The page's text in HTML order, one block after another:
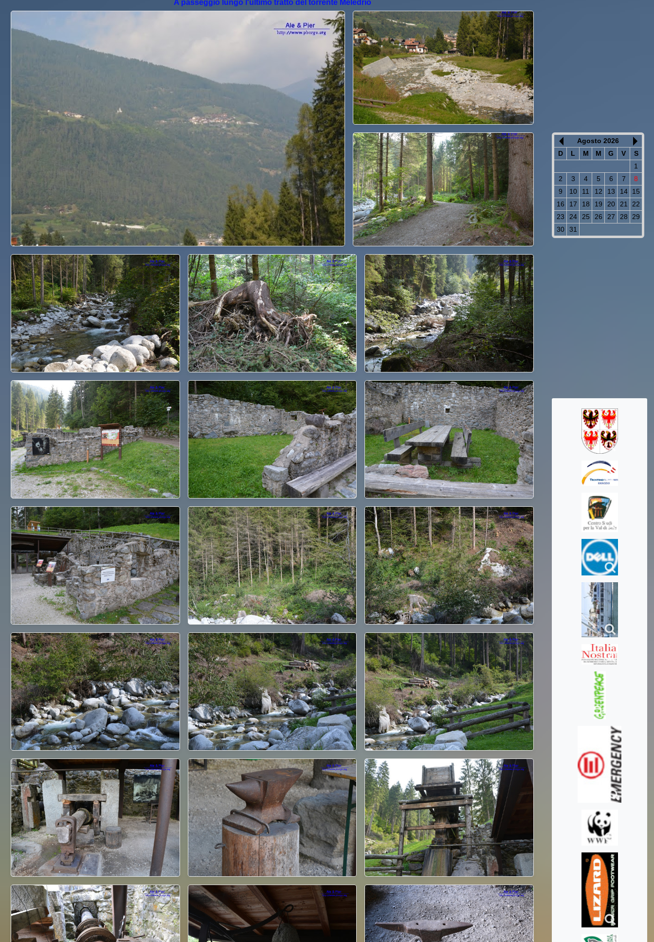
A passeggio lungo l'ultimo tratto del torrente Meledrio
Agosto 2026
D
L M M G V
S
1
2
3 4 5 6 7
8
9
10 11 12 13 14
15
16
17 18 19 20 21
22
23
24 25 26 27 28
29
30
31